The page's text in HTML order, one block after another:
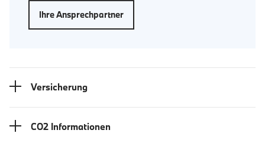
Ihre Ansprechpartner
Versicherung
CO2 Informationen